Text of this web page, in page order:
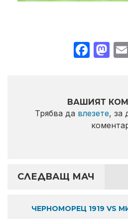
ВАШИЯТ
Трябва да влезете, за
СЛЕДВАЩ МАЧ
ЧЕРНОМОРЕЦ 1919 VS